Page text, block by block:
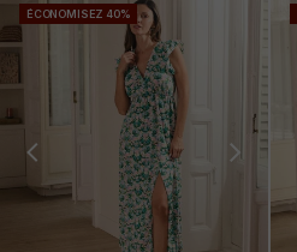
ÉCONOMISEZ 40%